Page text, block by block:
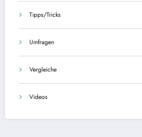
Tipps/Tricks
Umfragen
Vergleiche
Videos